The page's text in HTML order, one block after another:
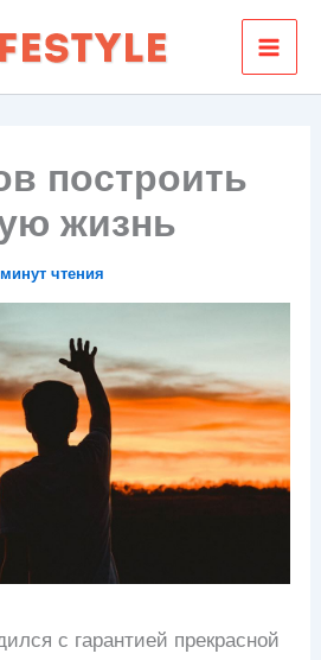
построить
жизнь
чтения
с гарантией прекрасной